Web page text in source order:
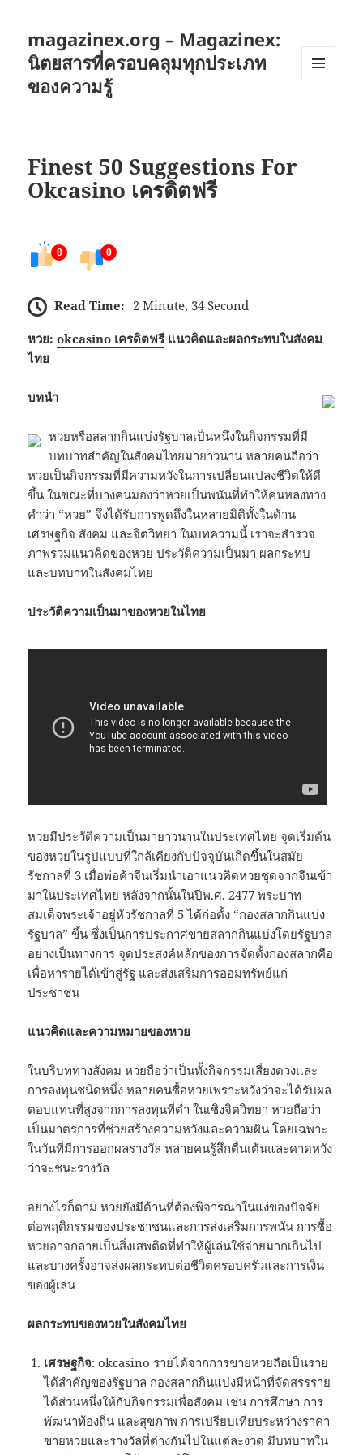
magazinex.org – Magazinex:
นิตยสารที่ครอบคลุมทุกประเภท
ของความรู้
Finest 50 Suggestions For
Okcasino เครดิตฟรี
0 0
Read Time: 2 Minute, 34 Second
หวย:okcasino เครดิตฟรีแนวคิดและผลกระทบในสังคม
ไทย
บทนำ
หวยหรือสลากกินแบ่งรัฐบาลเป็นหนึ่งในกิจกรรมที่มี
บทบาทสำคัญในสังคมไทยมายาวนาน หลายคนถือว่า
หวยเป็นกิจกรรมที่มีความหวังในการเปลี่ยนแปลงชีวิตให้ดี
ขึ้น ในขณะที่บางคนมองว่าหวยเป็นพนันที่ทำให้คนหลงทาง
คำว่า “หวย” จึงได้รับการพูดถึงในหลายมิติทั้งในด้าน
เศรษฐกิจ สังคม และจิตวิทยา ในบทความนี้ เราจะสำรวจ
ภาพรวมแนวคิดของหวย ประวัติความเป็นมา ผลกระทบ
และบทบาทในสังคมไทย
ประวัติความเป็นมาของหวยในไทย
หวยมีประวัติความเป็นมายาวนานในประเทศไทย จุดเริ่มต้น
ของหวยในรูปแบบที่ใกล้เคียงกับปัจจุบันเกิดขึ้นในสมัย
รัชกาลที่ 3 เมื่อพ่อค้าจีนเริ่มนำเอาแนวคิดหวยชุดจากจีนเข้า
มาในประเทศไทย หลังจากนั้นในปีพ.ศ. 2477 พระบาท
สมเด็จพระเจ้าอยู่หัวรัชกาลที่ 5 ได้ก่อตั้ง “กองสลากกินแบ่ง
รัฐบาล” ขึ้น ซึ่งเป็นการประกาศขายสลากกินแบ่งโดยรัฐบาล
อย่างเป็นทางการ จุดประสงค์หลักของการจัดตั้งกองสลากคือ
เพื่อหารายได้เข้าสู่รัฐ และส่งเสริมการออมทรัพย์แก่
ประชาชน
แนวคิดและความหมายของหวย
ในบริบททางสังคม หวยถือว่าเป็นทั้งกิจกรรมเสี่ยงดวงและ
การลงทุนชนิดหนึ่ง หลายคนซื้อหวยเพราะหวังว่าจะได้รับผล
ตอบแทนที่สูงจากการลงทุนที่ต่ำ ในเชิงจิตวิทยา หวยถือว่า
เป็นมาตรการที่ช่วยสร้างความหวังและความฝัน โดยเฉพาะ
ในวันที่มีการออกผลรางวัล หลายคนรู้สึกตื่นเต้นและคาดหวัง
ว่าจะชนะรางวัล
อย่างไรก็ตาม หวยยังมีด้านที่ต้องพิจารณาในแง่ของปัจจัย
ต่อพฤติกรรมของประชาชนและการส่งเสริมการพนัน การซื้อ
หวยอาจกลายเป็นสิ่งเสพติดที่ทำให้ผู้เล่นใช้จ่ายมากเกินไป
และบางครั้งอาจส่งผลกระทบต่อชีวิตครอบครัวและการเงิน
ของผู้เล่น
ผลกระทบของหวยในสังคมไทย
เศรษฐกิจ:okcasino รายได้จากการขายหวยถือเป็นราย
ได้สำคัญของรัฐบาล กองสลากกินแบ่งมีหน้าที่จัดสรรราย
ได้ส่วนหนึ่งให้กับกิจกรรมเพื่อสังคม เช่น การศึกษา การ
พัฒนาท้องถิ่น และสุขภาพ การเปรียบเทียบระหว่างราคา
ขายหวยและรางวัลที่ต่างกันไปในแต่ละงวด มีบทบาทใน